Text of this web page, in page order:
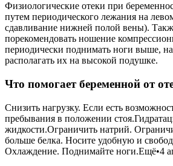
Физиологические отеки при
путем периодического лежания на
сдавливание нижней полой вены).
порекомендовать ношение
периодически поднимать ноги выше,
располагать их на высокой подушке.
Что помогает беременной от
Снизить нагрузку. Если есть
пребывания в положении
жидкости.Ограничить натрий.
больше белка. Носите удобную и
Охлаждение. Поднимайте ноги.Ещё•4